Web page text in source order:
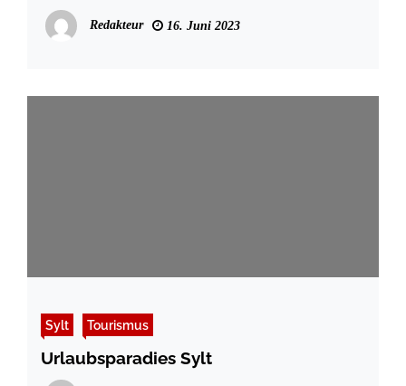
auf Sylt
Redakteur 16. Juni 2023
Sylt Tourismus
Urlaubsparadies Sylt